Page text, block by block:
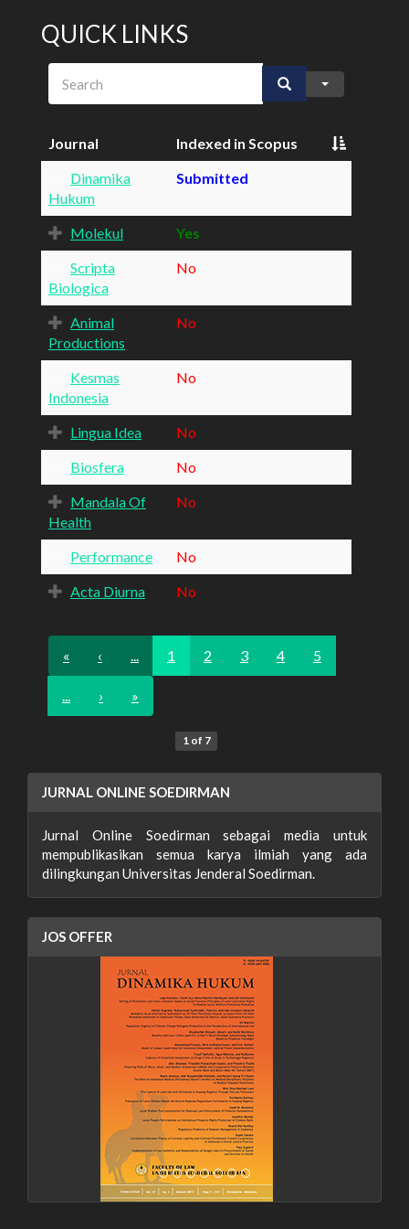
QUICK LINKS
Search
Journal
Indexed in Scopus
Dinamika
Hukum
Submitted
Molekul
Yes
Scripta
Biologica
No
Animal
Productions
No
Kesmas
Indonesia
No
Lingua Idea
No
Biosfera
No
Mandala Of
Health
No
Performance
No
Acta Diurna
No
« ‹ ... 1 2 3 4 5
... › »
1 of 7
JURNAL ONLINE SOEDIRMAN
Jurnal Online Soedirman sebagai media untuk
mempublikasikan semua karya ilmiah yang ada
dilingkungan Universitas Jenderal Soedirman.
JOS OFFER